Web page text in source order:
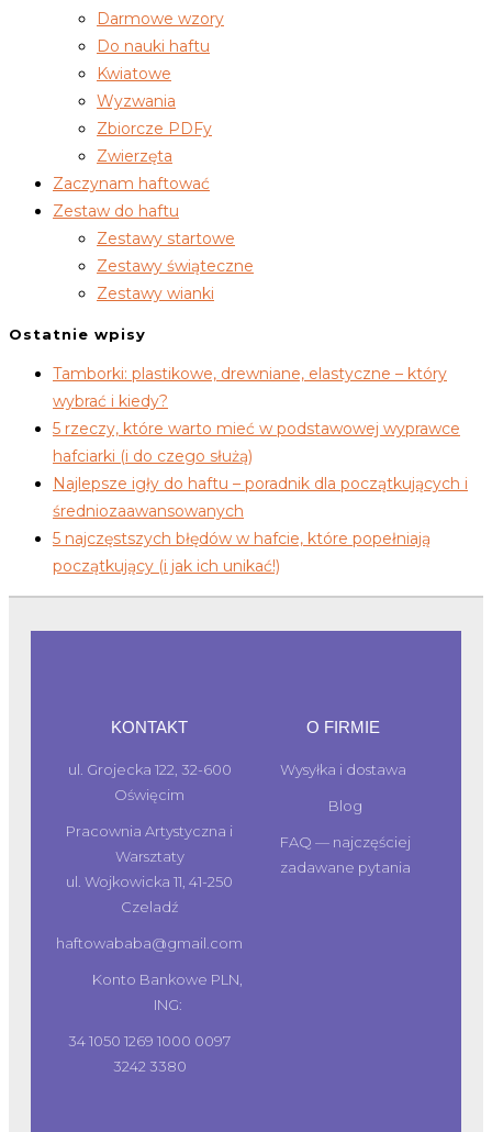
Darmowe wzory
Do nauki haftu
Kwiatowe
Wyzwania
Zbiorcze PDFy
Zwierzęta
Zaczynam haftować
Zestaw do haftu
Zestawy startowe
Zestawy świąteczne
Zestawy wianki
Ostatnie wpisy
Tamborki: plastikowe, drewniane, elastyczne – który
wybrać i kiedy?
5 rzeczy, które warto mieć w podstawowej wyprawce
hafciarki (i do czego służą)
Najlepsze igły do haftu – poradnik dla początkujących i
średniozaawansowanych
5 najczęstszych błędów w hafcie, które popełniają
początkujący (i jak ich unikać!)
KONTAKT
ul. Grojecka 122, 32-600
Oświęcim
Pracownia Artystyczna i
Warsztaty
ul. Wojkowicka 11, 41-250
Czeladź
haftowababa@gmail.com
Konto Bankowe PLN,
ING:
34 1050 1269 1000 0097
3242 3380
O FIRMIE
Wysyłka i dostawa
Blog
FAQ — najczęściej
zadawane pytania